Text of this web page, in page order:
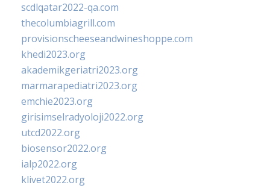
scdlqatar2022-qa.com
thecolumbiagrill.com
provisionscheeseandwineshoppe.com
khedi2023.org
akademikgeriatri2023.org
marmarapediatri2023.org
emchie2023.org
girisimselradyoloji2022.org
utcd2022.org
biosensor2022.org
ialp2022.org
klivet2022.org